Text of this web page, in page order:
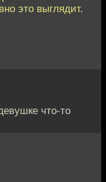
это выглядит.
что-то